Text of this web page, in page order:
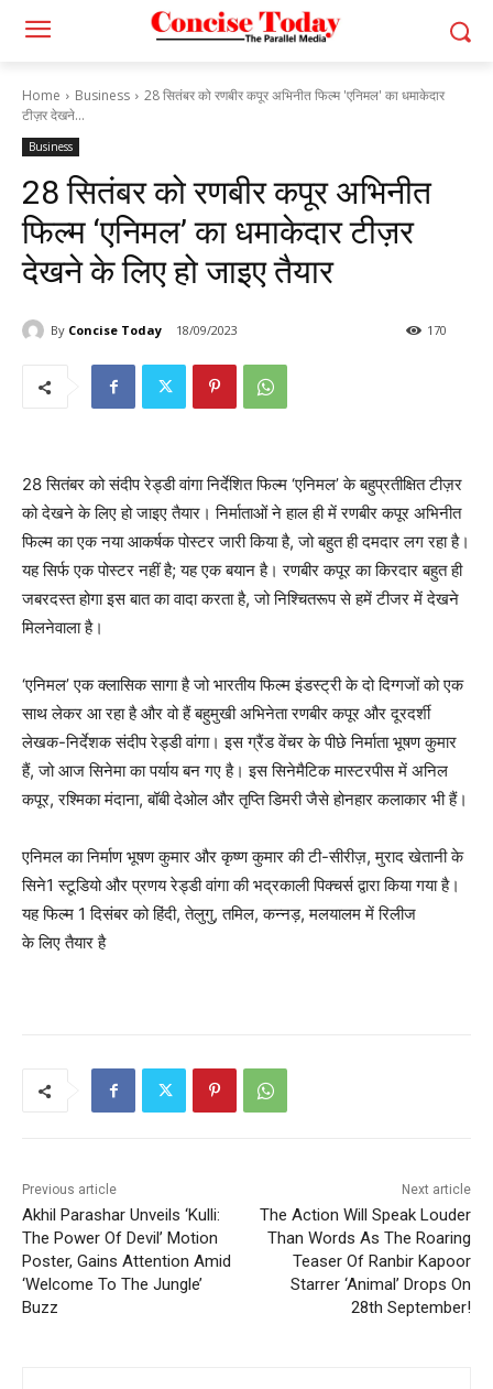
Home Business
28 सितंबर को रणबीर कपूर अभिनीत फिल्म 'एनिमल' का धमाकेदार
टीज़र देखने...
Business
28 सितंबर को रणबीर कपूर अभिनीत
फिल्म ‘एनिमल’ का धमाकेदार टीज़र
देखने के लिए हो जाइए तैयार
By Concise Today 18/09/2023 170
28 सितंबर को संदीप रेड्डी वांगा निर्देशित फिल्म ‘एनिमल’ के बहुप्रतीक्षित टीज़र
को देखने के लिए हो जाइए तैयार। निर्माताओं ने हाल ही में रणबीर कपूर अभिनीत
फिल्म का एक नया आकर्षक पोस्टर जारी किया है, जो बहुत ही दमदार लग रहा है।
यह सिर्फ एक पोस्टर नहीं है; यह एक बयान है। रणबीर कपूर का किरदार बहुत ही
जबरदस्त होगा इस बात का वादा करता है, जो निश्चितरूप से हमें टीजर में देखने
मिलनेवाला है।
‘एनिमल’ एक क्लासिक सागा है जो भारतीय फिल्म इंडस्ट्री के दो दिग्गजों को एक
साथ लेकर आ रहा है और वो हैं बहुमुखी अभिनेता रणबीर कपूर और दूरदर्शी
लेखक-निर्देशक संदीप रेड्डी वांगा। इस ग्रैंड वेंचर के पीछे निर्माता भूषण कुमार
हैं, जो आज सिनेमा का पर्याय बन गए है। इस सिनेमैटिक मास्टरपीस में अनिल
कपूर, रश्मिका मंदाना, बॉबी देओल और तृप्ति डिमरी जैसे होनहार कलाकार भी हैं।
एनिमल का निर्माण भूषण कुमार और कृष्ण कुमार की टी-सीरीज़, मुराद खेतानी के
सिने1 स्टूडियो और प्रणय रेड्डी वांगा की भद्रकाली पिक्चर्स द्वारा किया गया है।
यह फिल्म 1 दिसंबर को हिंदी, तेलुगु, तमिल, कन्नड़, मलयालम में रिलीज
के लिए तैयार है
Previous article
Akhil Parashar Unveils ‘Kulli:
The Power Of Devil’ Motion
Poster, Gains Attention Amid
‘Welcome To The Jungle’
Buzz
Next article
The Action Will Speak Louder
Than Words As The Roaring
Teaser Of Ranbir Kapoor
Starrer ‘Animal’ Drops On
28th September!